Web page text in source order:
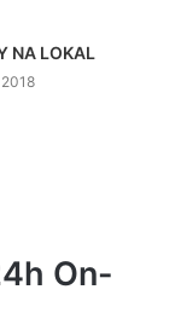
NA LOKAL
On-